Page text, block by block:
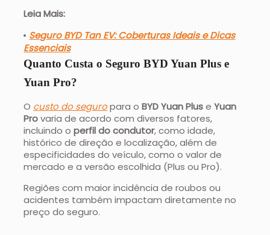
Leia Mais:
Seguro BYD Tan EV: Coberturas Ideais e Dicas
Essenciais
Quanto Custa o Seguro BYD Yuan Plus e
Yuan Pro?
O custo do seguropara oBYD Yuan PluseYuan
Provaria de acordo com diversos fatores,
incluindo operfil do condutor, como idade,
histórico de direção e localização, além de
especificidades do veículo, como o valor de
mercado e a versão escolhida (Plus ou Pro).
Regiões com maior incidência de roubos ou
acidentes também impactam diretamente no
preço do seguro.